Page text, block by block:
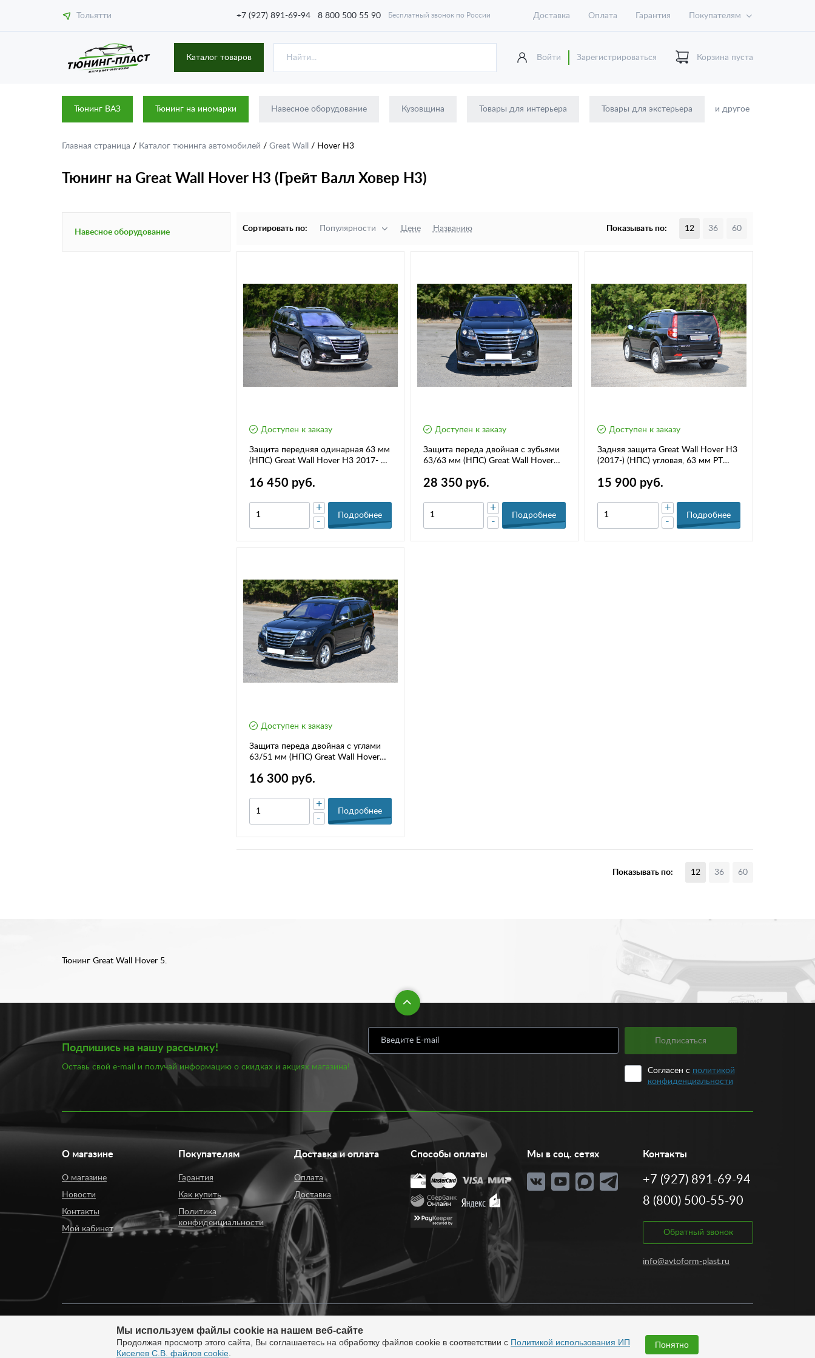
Тольятти +7 (927) 891-69-94 8 800 500 55 90 Бесплатный звонок по России Доставка Оплата Гарантия Покупателям
Каталог товаров Войти Зарегистрироваться Корзина пуста
Тюнинг ВАЗ Тюнинг на иномарки Навесное оборудование Кузовщина Товары для интерьера Товары для экстерьера и другое
Главная страница / Каталог тюнинга автомобилей / Great Wall / Hover H3
Тюнинг на Great Wall Hover H3 (Грейт Валл Ховер H3)
Навесное оборудование Сортировать по: Популярности Цене Названию Показывать по: 12 36 60
Доступен к заказу
Защита передняя одинарная 63 мм
(НПС) Great Wall Hover H3 2017- РТ
16 450 руб.
-
+
Подробнее
Доступен к заказу
Защита переда двойная с зубьями
63/63 мм (НПС) Great Wall Hover
28 350 руб.
-
+
Подробнее
Доступен к заказу
Задняя защита Great Wall Hover H3
(2017-) (НПС) угловая, 63 мм РТ
15 900 руб.
-
+
Подробнее
Доступен к заказу
Защита переда двойная с углами
63/51 мм (НПС) Great Wall Hover
16 300 руб.
-
+
Подробнее
Показывать по: 12 36 60
Тюнинг Great Wall Hover 5.
Подпишись на нашу рассылку!
Оставь свой e-mail и получай информацию о скидках и акциях магазина!
Подписаться
Согласен с политикой
конфиденциальности
О магазине
О магазине
Новости
Контакты
Мой кабинет
Покупателям
Гарантия
Как купить
Политика
конфиденциальности
Доставка и оплата
Оплата
Доставка
Способы оплаты Мы в соц. сетях Контакты
+7 (927) 891-69-94
8 (800) 500-55-90
Обратный звонок
info@avtoform-plast.ru
© 2008 - 2026. ИП Киселев Сергей Вячеславович. Интернет-магазин тюнинга.
Разработка:
Мы используем файлы cookie на нашем веб-сайте
Продолжая просмотр этого сайта, Вы соглашаетесь на обработку файлов cookie в соответствии с Политикой использования ИП
Киселев С.В. файлов cookie
Понятно